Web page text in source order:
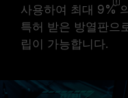
사용하여 최대 9%
특허 받은 방열판으
립이 가능합니다.